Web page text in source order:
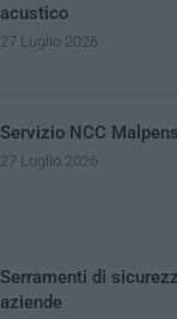
acustico
27 Luglio 2026
Servizio NCC
27 Luglio 2026
Serramenti di
aziende